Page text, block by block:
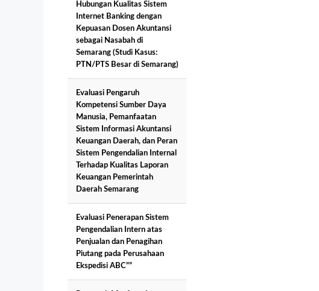
Hubungan Kualitas Sistem
Internet Banking dengan
Kepuasan Dosen Akuntansi
sebagai Nasabah di
Semarang (Studi Kasus:
PTN/PTS Besar di Semarang)
Evaluasi Pengaruh
Kompetensi Sumber Daya
Manusia, Pemanfaatan
Sistem Informasi Akuntansi
Keuangan Daerah, dan Peran
Sistem Pengendalian Internal
Terhadap Kualitas Laporan
Keuangan Pemerintah
Daerah Semarang
Evaluasi Penerapan Sistem
Pengendalian Intern atas
Penjualan dan Penagihan
Piutang pada Perusahaan
Ekspedisi ABC””